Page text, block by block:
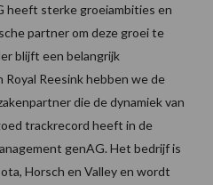
heeft sterke groeiambities en
partner om deze groei te
blijft een belangrijk
Reesink hebben we de
die de dynamiek van
trackrecord heeft in de
genAG. Het bedrijf is
Horsch en Valley en wordt